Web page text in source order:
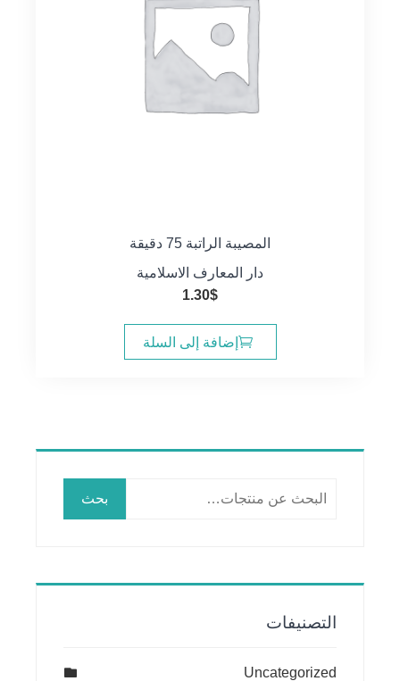
المصيبة الراتبة 75 دقيقة
دار المعارف الاسلامية
1.30$
إضافة إلى السلة
بحث
التصنيفات
Uncategorized